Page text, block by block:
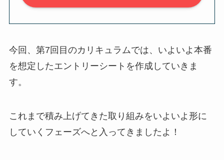
今回、第7回目のカリキュラムでは、いよいよ本番
を想定したエントリーシートを作成していきま
す。
これまで積み上げてきた取り組みをいよいよ形に
していくフェーズへと入ってきましたよ！